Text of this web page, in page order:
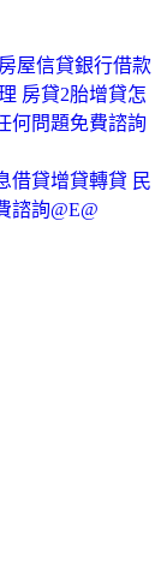
屋信貸銀行借款
房貸2胎增貸怎
何問題免費諮詢
借貸增貸轉貸 民
諮詢@E@